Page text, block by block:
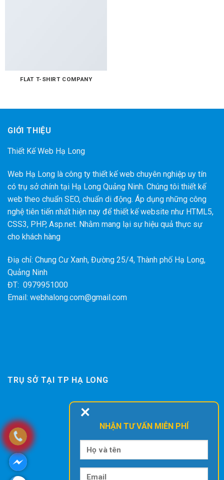
FLAT T-SHIRT COMPANY
GIỚI THIỆU
Thiết Kế Web Hạ Long
Web Hạ Long là công ty thiết kế web chuyên nghiệp uy tín
có trụ sở chính tại Hạ Long Quảng Ninh. Chúng tôi thiết kế
web theo chuẩn SEO, chuẩn di động. Áp dụng những công
nghệ tiên tiến nhất hiện nay để thiết kế website như HTML5,
CSS3, PHP, Asp.net. Nhằm mang lại sự hiệu quả thực sự
cho khách hàng
Điạ chỉ: Chung Cư Xanh, Đường 25/4, Thành phố Hạ Long,
Quảng Ninh
ĐT: 0979951000
Email: webhalong.com@gmail.com
TRỤ SỞ TẠI TP HẠ LONG
NHẬN TƯ VẤN MIỄN PHÍ
+